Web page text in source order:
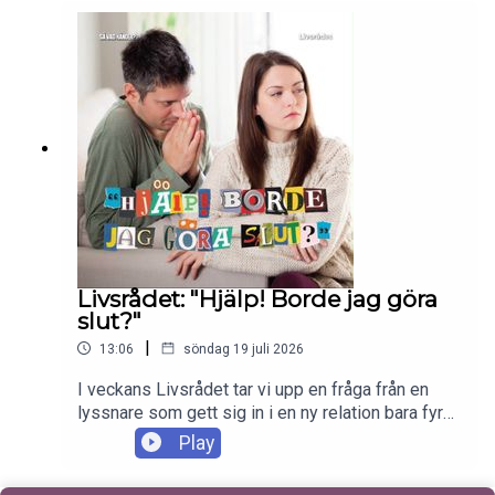
pratar vi arresteringen av Tate-bröderna. Enjoy!
Livsrådet: "Hjälp! Borde jag göra
slut?"
13:06 | söndag 19 juli 2026
I veckans Livsrådet tar vi upp en fråga från en
lyssnare som gett sig in i en ny relation bara fyra
månader efter att hennes förra tog slut. I den nya
har de av olika anledningar försökt sig på en
Play